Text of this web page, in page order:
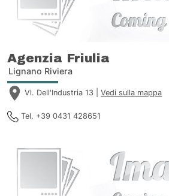
Agenzia Friulia
Lignano Riviera
Vl. Dell'Industria 13 | Vedi sulla mappa
Tel. +39 0431 428651